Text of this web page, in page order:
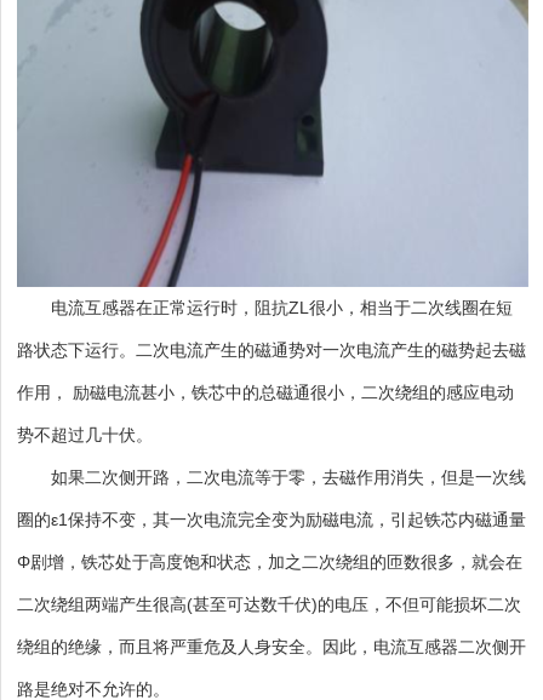
电流互感器在正常运行时，阻抗ZL很小，相当于二次线圈在短
路状态下运行。二次电流产生的磁通势对一次电流产生的磁势起去磁
作用， 励磁电流甚小，铁芯中的总磁通很小，二次绕组的感应电动
势不超过几十伏。
如果二次侧开路，二次电流等于零，去磁作用消失，但是一次线
圈的ε1保持不变，其一次电流完全变为励磁电流，引起铁芯内磁通量
Φ剧增，铁芯处于高度饱和状态，加之二次绕组的匝数很多，就会在
二次绕组两端产生很高(甚至可达数千伏)的电压，不但可能损坏二次
绕组的绝缘，而且将严重危及人身安全。因此，电流互感器二次侧开
路是绝对不允许的。